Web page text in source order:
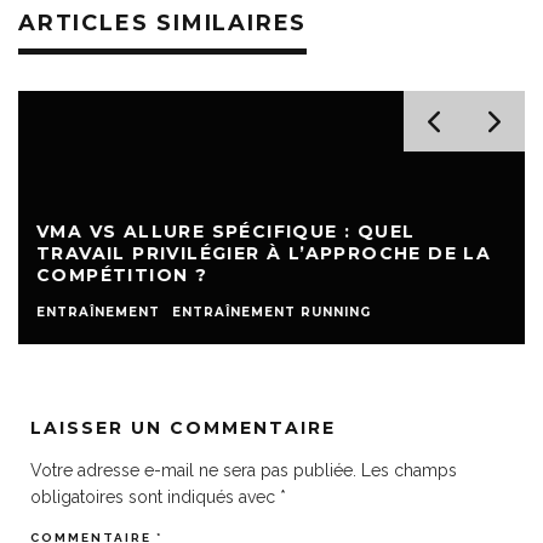
ARTICLES SIMILAIRES
VMA VS ALLURE SPÉCIFIQUE : QUEL
TRAVAIL PRIVILÉGIER À L’APPROCHE DE LA
COMPÉTITION ?
ENTRAÎNEMENT ENTRAÎNEMENT RUNNING
LAISSER UN COMMENTAIRE
Votre adresse e-mail ne sera pas publiée.
Les champs
obligatoires sont indiqués avec *
COMMENTAIRE *